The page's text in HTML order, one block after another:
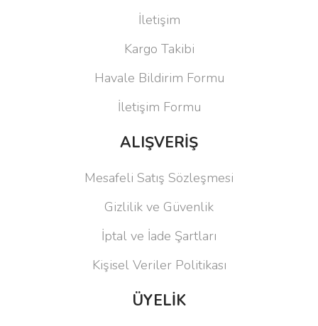
İletişim
Kargo Takibi
Havale Bildirim Formu
İletişim Formu
ALIŞVERİŞ
Mesafeli Satış Sözleşmesi
Gizlilik ve Güvenlik
İptal ve İade Şartları
Kişisel Veriler Politikası
ÜYELİK